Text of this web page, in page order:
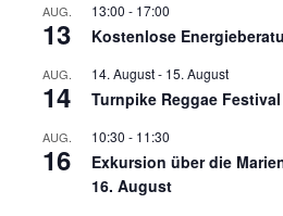
AUG.
13
13:00 - 17:00
Kostenlose
AUG.
14
14. August- 15. August
Turnpike Reggae
AUG.
16
10:30 - 11:30
Exkursion über die
16. August